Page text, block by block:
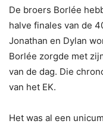
De broers Borlée
halve finales van de
Jonathan en Dylan
Borlée zorgde met
van de dag. Die
van het EK.
Het was al een